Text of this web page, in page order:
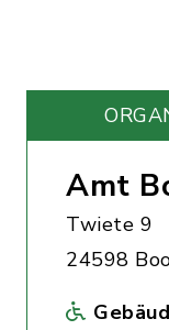
Amt
Twiete 9
24598